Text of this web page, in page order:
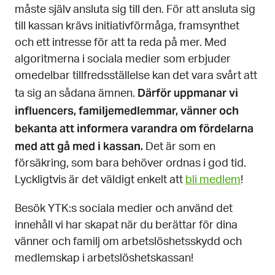
måste själv ansluta sig till den. För att ansluta sig
till kassan krävs initiativförmåga, framsynthet
och ett intresse för att ta reda på mer. Med
algoritmerna i sociala medier som erbjuder
omedelbar tillfredsställelse kan det vara svårt att
ta sig an sådana ämnen. Därför uppmanar vi
influencers, familjemedlemmar, vänner och
bekanta att informera varandra om fördelarna
med att gå med i kassan. Det är som en
försäkring, som bara behöver ordnas i god tid.
Lyckligtvis är det väldigt enkelt att bli medlem!
Besök YTK:s sociala medier och använd det
innehåll vi har skapat när du berättar för dina
vänner och familj om arbetslöshetsskydd och
medlemskap i arbetslöshetskassan!